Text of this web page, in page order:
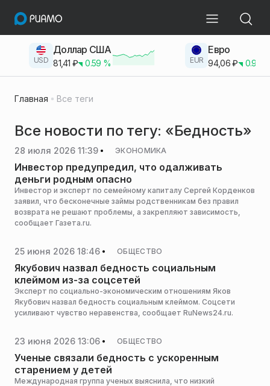
USD
Доллар США
81,41 ₽ 0.59 % EUR
Евро
94,06₽ 0.93
Главная Все теги
Все новости по тегу: «Бедность»
28 июля 2026 11:39 ЭКОНОМИКА
Инвестор предупредил, что одалживать
деньги родным опасно
Инвестор и эксперт по семейному капиталу Сергей Корденков
заявил, что бесконечные займы родственникам без правил
возврата не решают проблемы, а закрепляют зависимость,
сообщает Газета.ru.
25 июня 2026 18:46 ОБЩЕСТВО
Якубович назвал бедность социальным
клеймом из-за соцсетей
Эксперт по социально-экономическим отношениям Яков
Якубович назвал бедность социальным клеймом. Соцсети
усиливают чувство неравенства, сообщает RuNews24.ru.
23 июня 2026 13:06 ОБЩЕСТВО
Ученые связали бедность с ускоренным
старением у детей
Международная группа ученых выяснила, что низкий